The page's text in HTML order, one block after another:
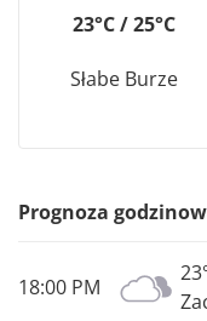
23°C / 25°C
Słabe Burze
Prognoza
18:00 PM